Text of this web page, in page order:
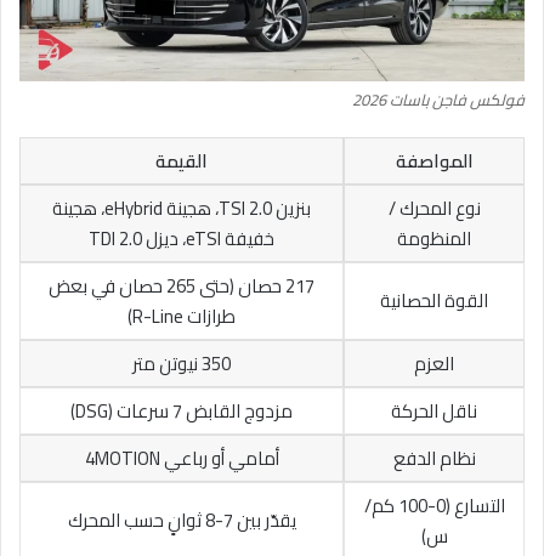
فولكس فاجن باسات 2026
المواصفة
القيمة
نوع المحرك /
المنظومة
بنزين 2.0 TSI، هجينة eHybrid، هجينة
خفيفة eTSI، ديزل 2.0 TDI
القوة الحصانية
217 حصان (حتى 265 حصان في بعض
طرازات R-Line)
العزم
350 نيوتن متر
ناقل الحركة
مزدوج القابض 7 سرعات (DSG)
نظام الدفع
أمامي أو رباعي 4MOTION
التسارع (0-100 كم/
س)
يقدّر بين 7-8 ثوانٍ حسب المحرك